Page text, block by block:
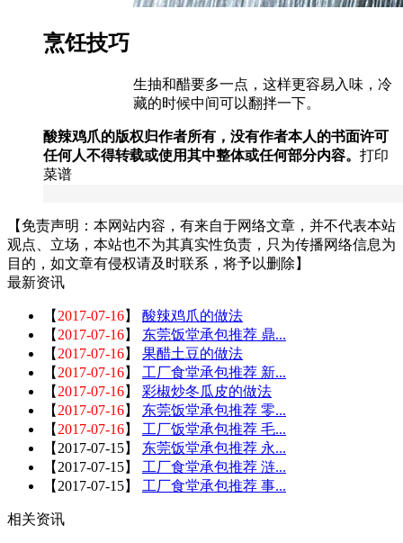
烹饪技巧
生抽和醋要多一点，这样更容易入味，冷
藏的时候中间可以翻拌一下。
酸辣鸡爪的版权归作者所有，没有作者本人的书面许可
任何人不得转载或使用其中整体或任何部分内容。 打印
菜谱
【免责声明：本网站内容，有来自于网络文章，并不代表本站
观点、立场，本站也不为其真实性负责，只为传播网络信息为
目的，如文章有侵权请及时联系，将予以删除】
最新资讯
【 2017-07-16】 酸辣鸡爪的做法
【 2017-07-16】 东莞饭堂承包推荐 鼎...
【 2017-07-16】 果醋土豆的做法
【 2017-07-16】 工厂食堂承包推荐 新...
【 2017-07-16】 彩椒炒冬瓜皮的做法
【 2017-07-16】 东莞饭堂承包推荐 零...
【 2017-07-16】 工厂饭堂承包推荐 毛...
【 2017-07-15】 东莞饭堂承包推荐 永...
【 2017-07-15】 工厂食堂承包推荐 涟...
【 2017-07-15】 工厂食堂承包推荐 事...
相关资讯